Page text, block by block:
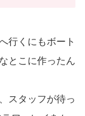
行くにもボート
とこに作ったん
スタッフが待っ